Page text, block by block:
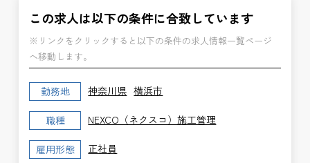
この求人は以下の条件に合致しています
※リンクをクリックすると以下の条件の求人情報一覧ページ
へ移動します。
勤務地 神奈川県 横浜市
職種 NEXCO（ネクスコ）施工管理
雇用形態 正社員